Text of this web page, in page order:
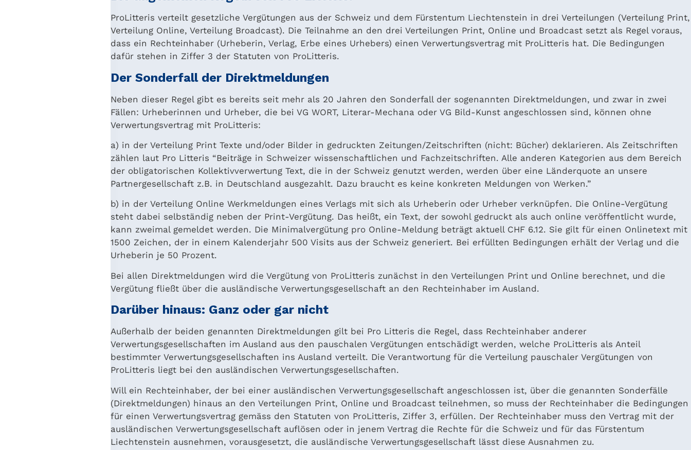
ProLitteris verteilt gesetzliche Vergütungen aus der Schweiz und dem Fürstentum Liechtenstein in drei Verteilungen (Verteilung Print,
Verteilung Online, Verteilung Broadcast). Die Teilnahme an den drei Verteilungen Print, Online und Broadcast setzt als Regel voraus,
dass ein Rechteinhaber (Urheberin, Verlag, Erbe eines Urhebers) einen Verwertungsvertrag mit ProLitteris hat. Die Bedingungen
dafür stehen in Ziffer 3 der Statuten von ProLitteris.
Der Sonderfall der Direktmeldungen
Neben dieser Regel gibt es bereits seit mehr als 20 Jahren den Sonderfall der sogenannten Direktmeldungen, und zwar in zwei
Fällen: Urheberinnen und Urheber, die bei VG WORT, Literar-Mechana oder VG Bild-Kunst angeschlossen sind, können ohne
Verwertungsvertrag mit ProLitteris:
a) in der Verteilung Print Texte und/oder Bilder in gedruckten Zeitungen/Zeitschriften (nicht: Bücher) deklarieren. Als Zeitschriften
zählen laut Pro Litteris “Beiträge in Schweizer wissenschaftlichen und Fachzeitschriften. Alle anderen Kategorien aus dem Bereich
der obligatorischen Kollektivverwertung Text, die in der Schweiz genutzt werden, werden über eine Länderquote an unsere
Partnergesellschaft z.B. in Deutschland ausgezahlt. Dazu braucht es keine konkreten Meldungen von Werken.”
b) in der Verteilung Online Werkmeldungen eines Verlags mit sich als Urheberin oder Urheber verknüpfen. Die Online-Vergütung
steht dabei selbständig neben der Print-Vergütung. Das heißt, ein Text, der sowohl gedruckt als auch online veröffentlicht wurde,
kann zweimal gemeldet werden. Die Minimalvergütung pro Online-Meldung beträgt aktuell CHF 6.12. Sie gilt für einen Onlinetext mit
1500 Zeichen, der in einem Kalenderjahr 500 Visits aus der Schweiz generiert. Bei erfüllten Bedingungen erhält der Verlag und die
Urheberin je 50 Prozent.
Bei allen Direktmeldungen wird die Vergütung von ProLitteris zunächst in den Verteilungen Print und Online berechnet, und die
Vergütung fließt über die ausländische Verwertungsgesellschaft an den Rechteinhaber im Ausland.
Darüber hinaus: Ganz oder gar nicht
Außerhalb der beiden genannten Direktmeldungen gilt bei Pro Litteris die Regel, dass Rechteinhaber anderer
Verwertungsgesellschaften im Ausland aus den pauschalen Vergütungen entschädigt werden, welche ProLitteris als Anteil
bestimmter Verwertungsgesellschaften ins Ausland verteilt. Die Verantwortung für die Verteilung pauschaler Vergütungen von
ProLitteris liegt bei den ausländischen Verwertungsgesellschaften.
Will ein Rechteinhaber, der bei einer ausländischen Verwertungsgesellschaft angeschlossen ist, über die genannten Sonderfälle
(Direktmeldungen) hinaus an den Verteilungen Print, Online und Broadcast teilnehmen, so muss der Rechteinhaber die Bedingungen
für einen Verwertungsvertrag gemäss den Statuten von ProLitteris, Ziffer 3, erfüllen. Der Rechteinhaber muss den Vertrag mit der
ausländischen Verwertungsgesellschaft auflösen oder in jenem Vertrag die Rechte für die Schweiz und für das Fürstentum
Liechtenstein ausnehmen, vorausgesetzt, die ausländische Verwertungsgesellschaft lässt diese Ausnahmen zu.